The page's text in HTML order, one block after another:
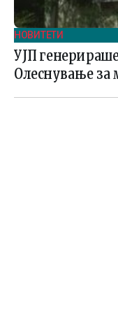
НОВИТЕТИ
УЈП
Олеснување за